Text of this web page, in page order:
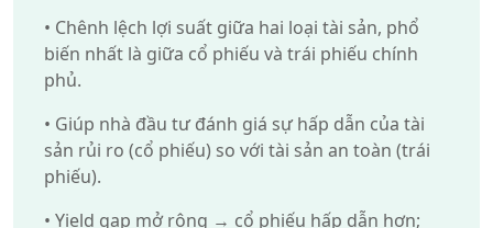
• Chênh lệch lợi suất giữa hai loại tài sản, phổ
biến nhất là giữa cổ phiếu và trái phiếu chính
phủ.
• Giúp nhà đầu tư đánh giá sự hấp dẫn của tài
sản rủi ro (cổ phiếu) so với tài sản an toàn (trái
phiếu).
• Yield gap mở rộng → cổ phiếu hấp dẫn hơn;